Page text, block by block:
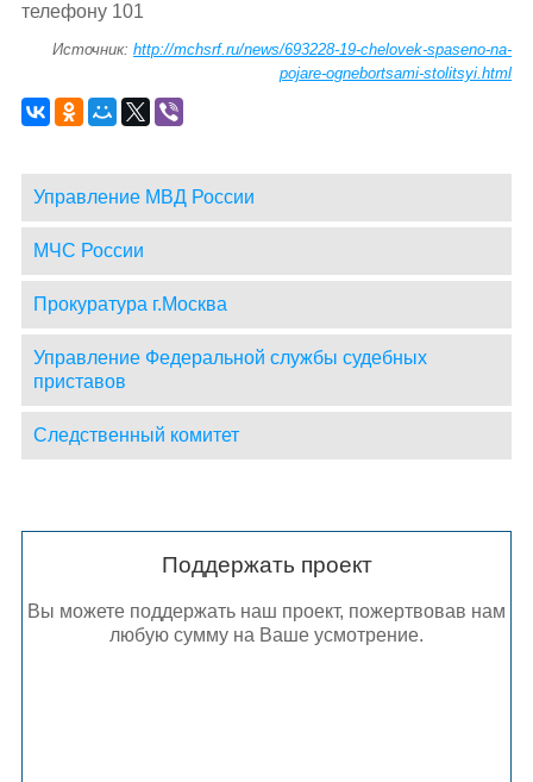
телефону 101
Источник:http://mchsrf.ru/news/693228-19-chelovek-spaseno-na-
pojare-ognebortsami-stolitsyi.html
Управление МВД России
МЧС России
Прокуратура г.Москва
Управление Федеральной службы судебных
приставов
Следственный комитет
Поддержать проект
Вы можете поддержать наш проект, пожертвовав нам
любую сумму на Ваше усмотрение.